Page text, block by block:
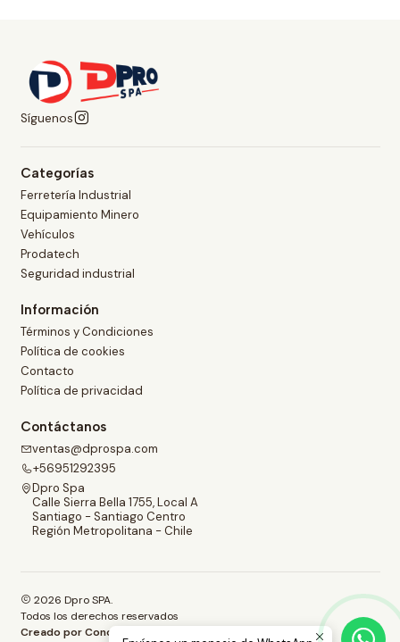
Síguenos
Categorías
Ferretería Industrial
Equipamiento Minero
Vehículos
Prodatech
Seguridad industrial
Información
Términos y Condiciones
Política de cookies
Contacto
Política de privacidad
Contáctanos
ventas@dprospa.com
+56951292395
Dpro Spa
Calle Sierra Bella 1755, Local A
Santiago - Santiago Centro
Región Metropolitana - Chile
2026 Dpro SPA.
Todos los derechos reservados
Creado por Concepto.com